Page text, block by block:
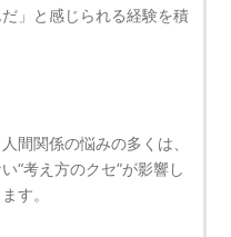
だ」と感じられる経験を積
間関係の悩みの多くは、
“考え方のクセ”が影響し
す。